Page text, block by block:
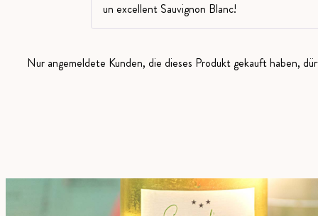
un excellent Sauvignon Blanc!
Nur angemeldete Kunden, die dieses Produkt gekauft haben,